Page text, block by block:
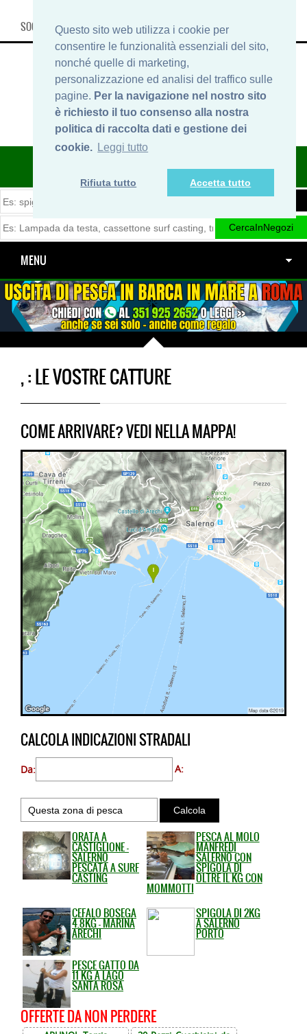
Questo sito web utilizza i cookie per
consentire le funzionalità essenziali del sito,
nonché quelle di marketing,
personalizzazione ed analisi del traffico sulle
pagine. Per la navigazione nel nostro sito
è richiesto il tuo consenso alla nostra
politica di raccolta dati e gestione dei
cookie. Leggi tutto
Rifiuta tutto Accetta tutto
SOCIAL, INFO & SHOP
ITINERARIDIPESCA.IT
MENU
, : LE VOSTRE CATTURE
COME ARRIVARE? VEDI NELLA MAPPA!
CALCOLA INDICAZIONI STRADALI
Da: A:
ORATA A
CASTIGLIONE -
SALERNO
PESCATA A SURF
CASTING
PESCA AL MOLO
MANFREDI
SALERNO CON
SPIGOLA DI
OLTRE IL KG CON
MOMMOTTI
CEFALO BOSEGA
4.8KG - MARINA
ARECHI
SPIGOLA DI 2KG
A SALERNO
PORTO
PESCE GATTO DA
11 KG A LAGO
SANTA ROSA
OFFERTE DA NON PERDERE